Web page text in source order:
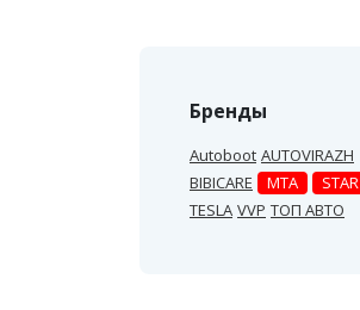
Бренды
Autoboot AUTOVIRAZH
BIBICARE
MTA
STAR
TESLA VVP ТОП АВТО